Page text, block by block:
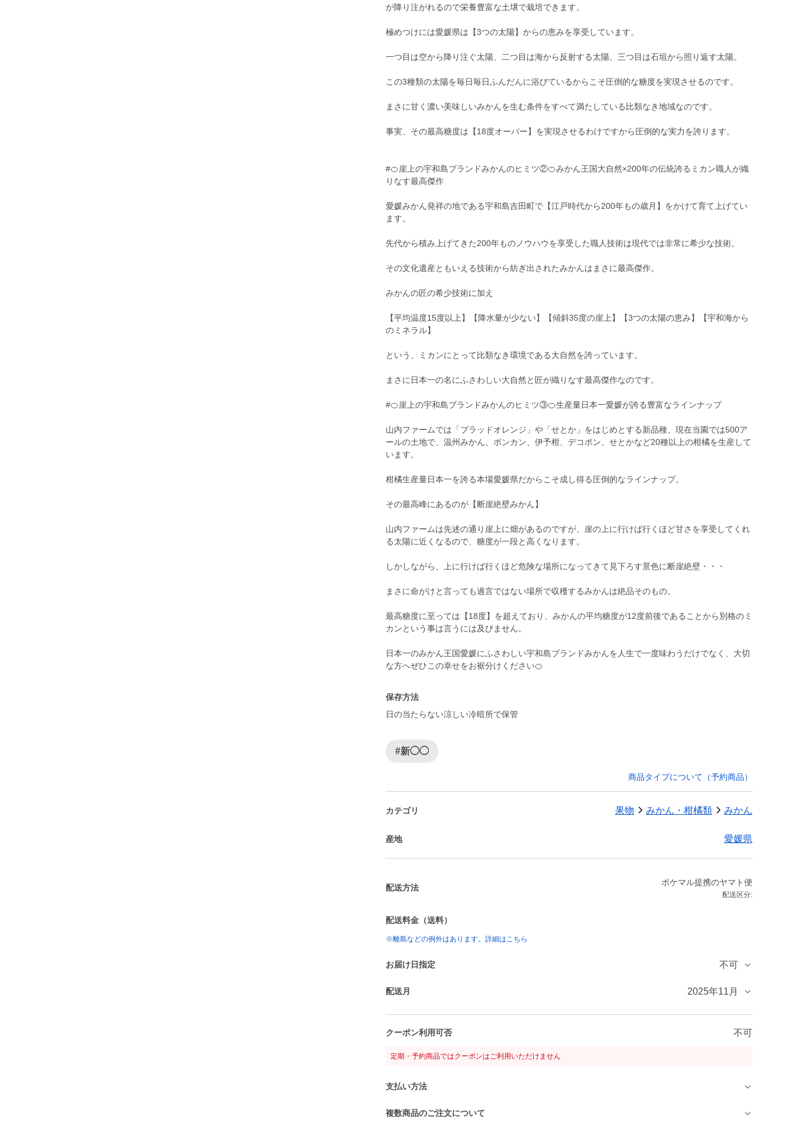
が降り注がれるので栄養豊富な土壌で栽培できます。
極めつけには愛媛県は【3つの太陽】からの恵みを享受しています。
一つ目は空から降り注ぐ太陽、二つ目は海から反射する太陽、三つ目は石垣から照り返す太陽。
この3種類の太陽を毎日毎日ふんだんに浴びているからこそ圧倒的な糖度を実現させるのです。
まさに甘く濃い美味しいみかんを生む条件をすべて満たしている比類なき地域なのです。
事実、その最高糖度は【18度オーバー】を実現させるわけですから圧倒的な実力を誇ります。
#🍊崖上の宇和島ブランドみかんのヒミツ②🍊みかん王国大自然×200年の伝統誇るミカン職人が織
りなす最高傑作
愛媛みかん発祥の地である宇和島吉田町で【江戸時代から200年もの歳月】をかけて育て上げてい
ます。
先代から積み上げてきた200年ものノウハウを享受した職人技術は現代では非常に希少な技術。
その文化遺産ともいえる技術から紡ぎ出されたみかんはまさに最高傑作。
みかんの匠の希少技術に加え
【平均温度15度以上】【降水量が少ない】【傾斜35度の崖上】【3つの太陽の恵み】【宇和海から
のミネラル】
という、ミカンにとって比類なき環境である大自然を誇っています。
まさに日本一の名にふさわしい大自然と匠が織りなす最高傑作なのです。
#🍊崖上の宇和島ブランドみかんのヒミツ③🍊生産量日本一愛媛が誇る豊富なラインナップ
山内ファームでは「ブラッドオレンジ」や「せとか」をはじめとする新品種、現在当園では500ア
ールの土地で、温州みかん、ポンカン、伊予柑、デコポン、せとかなど20種以上の柑橘を生産して
います。
柑橘生産量日本一を誇る本場愛媛県だからこそ成し得る圧倒的なラインナップ。
その最高峰にあるのが【断崖絶壁みかん】
山内ファームは先述の通り崖上に畑があるのですが、崖の上に行けば行くほど甘さを享受してくれ
る太陽に近くなるので、糖度が一段と高くなります。
しかしながら、上に行けば行くほど危険な場所になってきて見下ろす景色に断崖絶壁・・・
まさに命がけと言っても過言ではない場所で収穫するみかんは絶品そのもの。
最高糖度に至っては【18度】を超えており、みかんの平均糖度が12度前後であることから別格のミ
カンという事は言うには及びません。
日本一のみかん王国愛媛にふさわしい宇和島ブランドみかんを人生で一度味わうだけでなく、大切
保存方法
日の当たらない涼しい冷暗所で保管
#新◯◯
商品タイプについて（予約商品）
カテゴリ 果物 みかん・柑橘類 みかん
産地 愛媛県
配送方法
ポケマル提携のヤマト便
配送区分:
配送料金（送料）
※離島などの例外はあります。詳細はこちら
お届け日指定 不可
配送月 2025年11月
クーポン利用可否 不可
定期・予約商品ではクーポンはご利用いただけません
支払い方法
複数商品のご注文について